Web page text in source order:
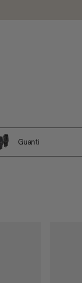
Guanti